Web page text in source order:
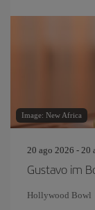
Image: New Africa
20 ago 2026 - 20
Gustavo im
Hollywood Bowl